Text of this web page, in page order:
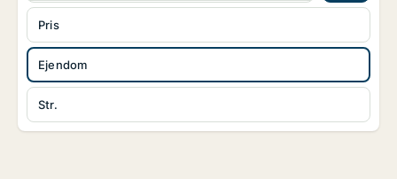
Ejendom
Str.
Pris